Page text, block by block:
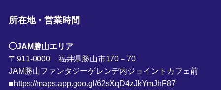
所在地・営業時間
◯JAM勝山エリア
〒911-0000 福井県勝山市170－70
JAM勝山ファンタジーゲレンデ内ジョイントカフェ前
■https://maps.app.goo.gl/62sXqD4zJkYmJhF87